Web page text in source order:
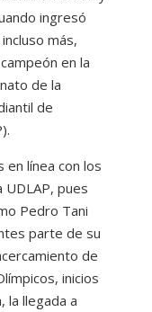
ingresó
más,
en la
de la
de
en línea con los
pues
Pedro Tani
parte de su
de
inicios
la llegada a